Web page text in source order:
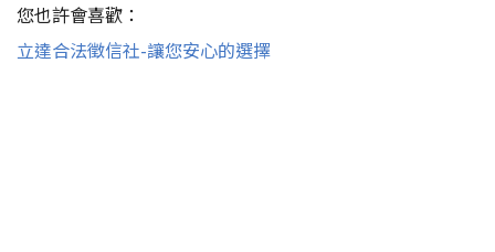
您也許會喜歡：
立達合法徵信社-讓您安心的選擇